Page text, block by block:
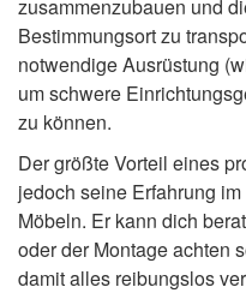
zusammenzubauen und
Bestimmungsort zu
notwendige Ausrüstung
um schwere
zu können.
Der größte Vorteil eines
jedoch seine Erfahrung
Möbeln. Er kann dich
oder der Montage achten
damit alles reibungslos